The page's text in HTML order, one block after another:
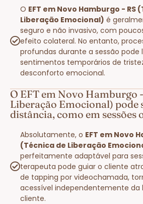
O EFT em Novo Hamburgo - RS
Liberação Emocional) é
seguro e não invasivo, com
efeito colateral. No entanto,
profundas durante a sessão pode
sentimentos temporários de
desconforto emocional.
O EFT em Novo Hamburgo
Liberação Emocional) pode
distância, como em sessões
Absolutamente, o EFT em Novo
(Técnica de Liberação
perfeitamente adaptável para
terapeuta pode guiar o cliente
de tapping por videochamada,
acessível independentemente da
cliente.